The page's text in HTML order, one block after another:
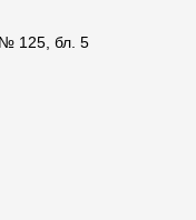
125, бл. 5